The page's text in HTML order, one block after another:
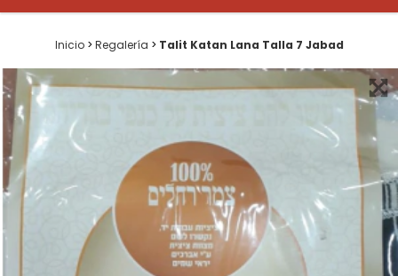
Inicio > Regalería > Talit Katan Lana Talla 7 Jabad